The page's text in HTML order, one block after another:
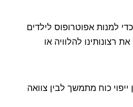
אפוטרופוס לילדים
להלוויה או